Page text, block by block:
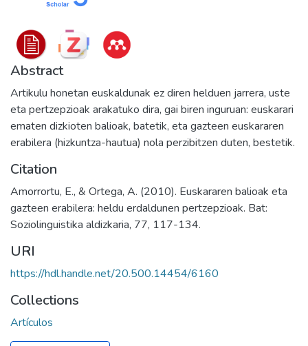
Abstract
Artikulu honetan euskaldunak ez diren helduen jarrera, uste
eta pertzepzioak arakatuko dira, gai biren inguruan: euskarari
ematen dizkioten balioak, batetik, eta gazteen euskararen
erabilera (hizkuntza-hautua) nola perzibitzen duten, bestetik.
Citation
Amorrortu, E., & Ortega, A. (2010). Euskararen balioak eta
gazteen erabilera: heldu erdaldunen pertzepzioak. Bat:
Soziolinguistika aldizkaria, 77, 117-134.
URI
https://hdl.handle.net/20.500.14454/6160
Collections
Artículos